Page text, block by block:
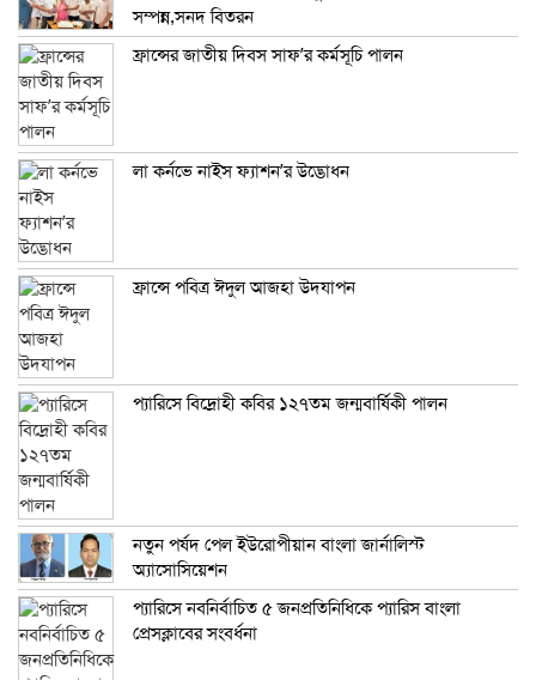
সম্পন্ন,সনদ বিতরন
ফ্রান্সের জাতীয় দিবস সাফ’র কর্মসূচি পালন
লা কর্নভে নাইস ফ্যাশন’র উদ্ভোধন
ফ্রান্সে পবিত্র ঈদুল আজহা উদযাপন
প্যারিসে বিদ্রোহী কবির ১২৭তম জন্মবার্ষিকী পালন
নতুন পর্ষদ পেল ইউরোপীয়ান বাংলা জার্নালিস্ট
অ্যাসোসিয়েশন
প্যারিসে নবনির্বাচিত ৫ জনপ্রতিনিধিকে প্যারিস বাংলা
প্রেসক্লাবের সংবর্ধনা